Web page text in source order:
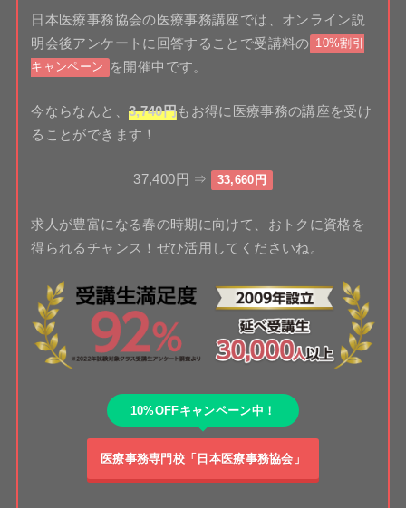
日本医療事務協会の医療事務講座では、オンライン説
明会後アンケートに回答することで受講料の 10%割引
キャンペーン
を開催中です。
今ならなんと、 3,740円もお得に医療事務の講座を受け
ることができます！
37,400円 ⇒ 33,660円
求人が豊富になる春の時期に向けて、おトクに資格を
得られるチャンス！ぜひ活用してくださいね。
10%OFFキャンペーン中！
医療事務専門校「日本医療事務協会」